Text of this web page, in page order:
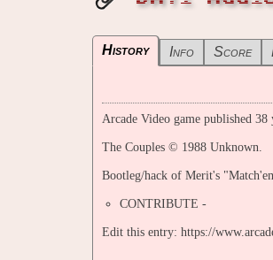
History Info Score
Arcade Video game published 38
The Couples © 1988 Unknown.
Bootleg/hack of Merit's
CONTRIBUTE -
Edit this entry: https://